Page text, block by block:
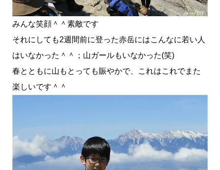
みんな笑顔＾＾素敵です
それにしても2週間前に登った赤岳にはこんなに若い人
はいなかった＾＾；山ガールもいなかった(笑)
春とともに山もとっても賑やかで、これはこれでまた
楽しいです＾＾